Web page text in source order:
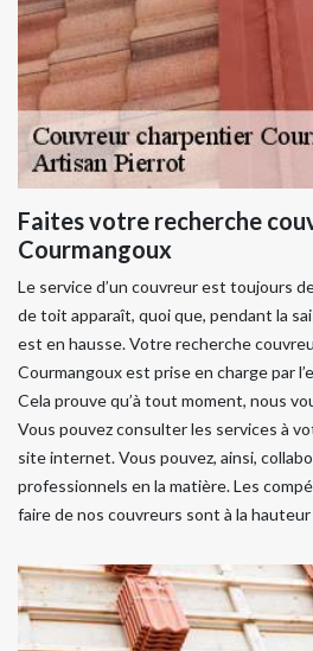
Faites votre recherche
Courmangoux
Le service d’un couvreur est toujours
de toit apparaît, quoi que, pendant la
est en hausse. Votre recherche
Courmangoux est prise en charge par
Cela prouve qu’à tout moment, nous
Vous pouvez consulter les services à
site internet. Vous pouvez, ainsi,
professionnels en la matière. Les
faire de nos couvreurs sont à la